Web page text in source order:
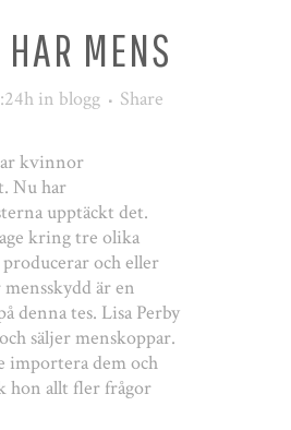
MENS
in blogg Share
kvinnor
Nu har
upptäckt det.
kring tre olika
och eller
är en
denna tes. Lisa Perby
säljer menskoppar.
importera dem och
hon allt fler frågor